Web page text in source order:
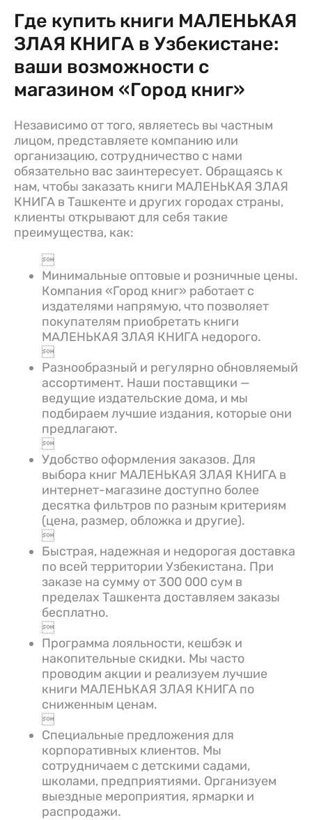
Где купить книги МАЛЕНЬКАЯ
ЗЛАЯ КНИГА в Узбекистане:
ваши возможности с
магазином «Город книг»
Независимо от того, являетесь вы частным
лицом, представляете компанию или
организацию, сотрудничество с нами
обязательно вас заинтересует. Обращаясь к
нам, чтобы заказать книги МАЛЕНЬКАЯ ЗЛАЯ
КНИГА в Ташкенте и других городах страны,
клиенты открывают для себя такие
преимущества, как:

Минимальные оптовые и розничные цены.
Компания «Город книг» работает с
издателями напрямую, что позволяет
покупателям приобретать книги
МАЛЕНЬКАЯ ЗЛАЯ КНИГА недорого.

Разнообразный и регулярно обновляемый
ассортимент. Наши поставщики —
ведущие издательские дома, и мы
подбираем лучшие издания, которые они
предлагают.

Удобство оформления заказов. Для
выбора книг МАЛЕНЬКАЯ ЗЛАЯ КНИГА в
интернет-магазине доступно более
десятка фильтров по разным критериям
(цена, размер, обложка и другие).

Быстрая, надежная и недорогая доставка
по всей территории Узбекистана. При
заказе на сумму от 300 000 сум в
пределах Ташкента доставляем заказы
бесплатно.

Программа лояльности, кешбэк и
накопительные скидки. Мы часто
проводим акции и реализуем лучшие
книги МАЛЕНЬКАЯ ЗЛАЯ КНИГА по
сниженным ценам.

Специальные предложения для
корпоративных клиентов. Мы
сотрудничаем с детскими садами,
школами, предприятиями. Организуем
выездные мероприятия, ярмарки и
распродажи.